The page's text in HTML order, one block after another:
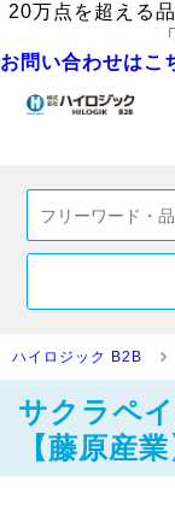
20万点を超える
お問い合わせはこ
ハイロジック B2B
サクラペ
【藤原産業